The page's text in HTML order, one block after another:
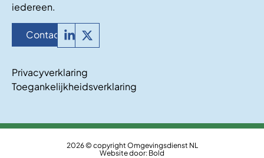
iedereen.
Contact
Privacyverklaring
Toegankelijkheidsverklaring
2026 © copyright Omgevingsdienst NL
Website door: Bold